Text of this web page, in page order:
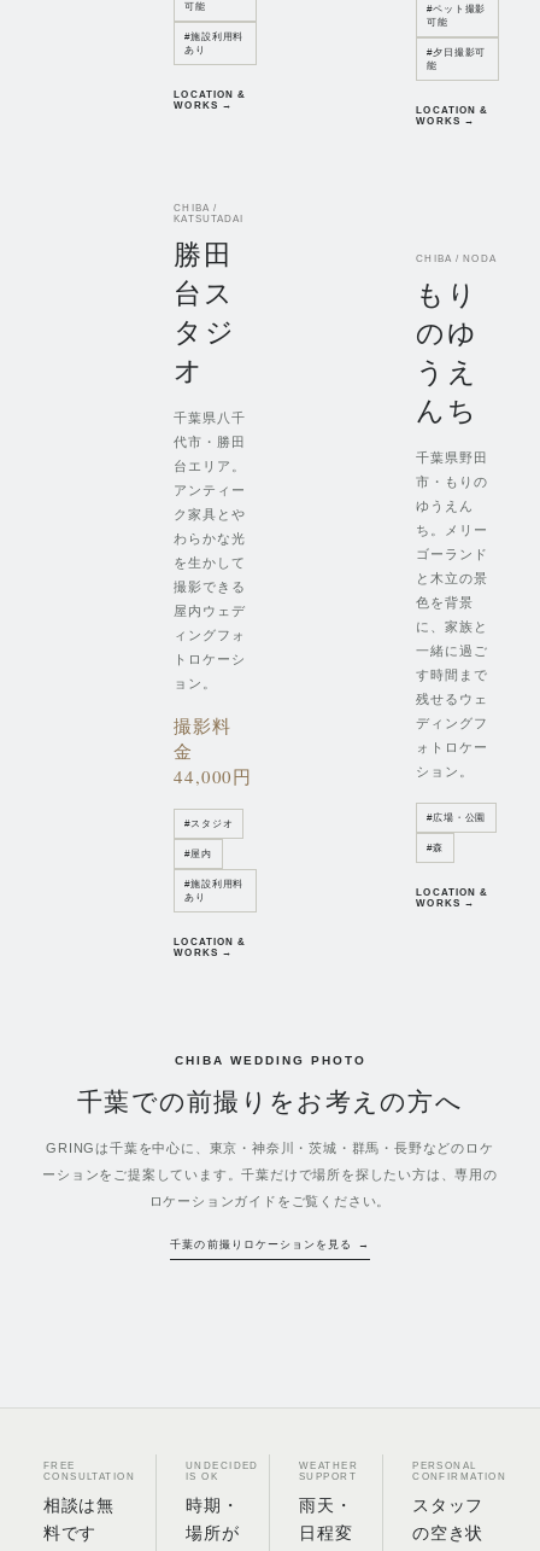
可能
#施設利用料
あり
LOCATION &
WORKS →
#ペット撮影
可能
#夕日撮影可
能
LOCATION &
WORKS →
CHIBA /
KATSUTADAI
勝田
台ス
タジ
オ
千葉県八千
代市・勝田
台エリア。
アンティー
ク家具とや
わらかな光
を生かして
撮影できる
屋内ウェデ
ィングフォ
トロケーシ
ョン。
撮影料
金
44,000円
#スタジオ
#屋内
#施設利用料
あり
LOCATION &
WORKS →
CHIBA / NODA
もり
のゆ
うえ
んち
千葉県野田
市・もりの
ゆうえん
ち。メリー
ゴーランド
と木立の景
色を背景
に、家族と
一緒に過ご
す時間まで
残せるウェ
ディングフ
ォトロケー
ション。
#広場・公園
#森
LOCATION &
WORKS →
CHIBA WEDDING PHOTO
千葉での前撮りをお考えの方へ
GRINGは千葉を中心に、東京・神奈川・茨城・群馬・長野などのロケ
ーションをご提案しています。千葉だけで場所を探したい方は、専用の
ロケーションガイドをご覧ください。
千葉の前撮りロケーションを見る →
FREE
CONSULTATION
相談は無
料です
UNDECIDED
IS OK
時期・
場所が
WEATHER
SUPPORT
雨天・
日程変
PERSONAL
CONFIRMATION
スタッフ
の空き状